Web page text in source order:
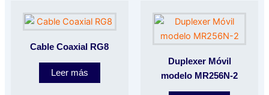
Cable Coaxial RG8
Leer más
Duplexer Móvil
modelo MR256N-2